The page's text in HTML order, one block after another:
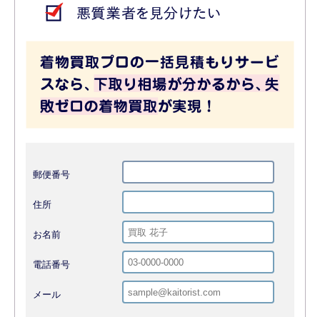
郵便番号
住所
お名前
電話番号
メール